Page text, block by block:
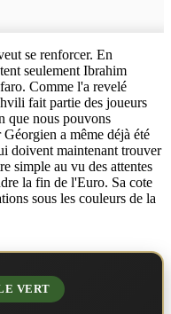
se renforcer. En
seulement Ibrahim
Comme l'a revelé
fait partie des joueurs
que nous pouvons
a même déjà été
doivent maintenant trouver
simple au vu des attentes
la fin de l'Euro. Sa cote
sous les couleurs de la
VERT